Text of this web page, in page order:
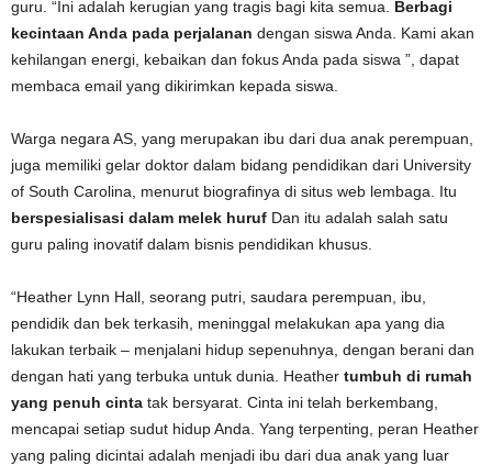
guru. “Ini adalah kerugian yang tragis bagi kita semua. Berbagi
kecintaan Anda pada perjalanan dengan siswa Anda. Kami akan
kehilangan energi, kebaikan dan fokus Anda pada siswa ”, dapat
membaca email yang dikirimkan kepada siswa.
Warga negara AS, yang merupakan ibu dari dua anak perempuan,
juga memiliki gelar doktor dalam bidang pendidikan dari University
of South Carolina, menurut biografinya di situs web lembaga. Itu
berspesialisasi dalam melek huruf Dan itu adalah salah satu
guru paling inovatif dalam bisnis pendidikan khusus.
“Heather Lynn Hall, seorang putri, saudara perempuan, ibu,
pendidik dan bek terkasih, meninggal melakukan apa yang dia
lakukan terbaik – menjalani hidup sepenuhnya, dengan berani dan
dengan hati yang terbuka untuk dunia. Heather tumbuh di rumah
yang penuh cinta tak bersyarat. Cinta ini telah berkembang,
mencapai setiap sudut hidup Anda. Yang terpenting, peran Heather
yang paling dicintai adalah menjadi ibu dari dua anak yang luar